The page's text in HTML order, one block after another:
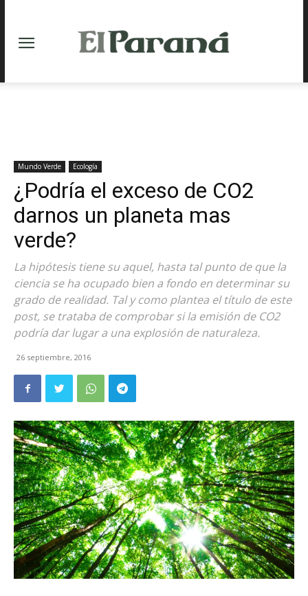
Mundo Verde Ecología
¿Podría el exceso de CO2
darnos un planeta mas
verde?
La hipótesis tiene su aquel, hasta tal punto de que la
ciencia se ha ocupado bien a fondo en determinar su
grado de realidad. Tal y como plantea el título de este
post, se trataba de comprobar si la emisión de CO2
podría dar lugar a una explosión de naturaleza.
26 septiembre, 2016